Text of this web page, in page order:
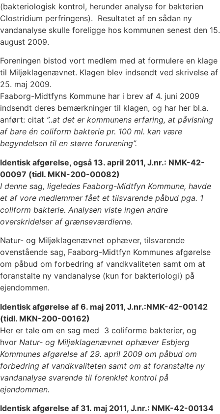
(bakteriologisk kontrol, herunder analyse for bakterien
Clostridium perfringens). Resultatet af en sådan ny
vandanalyse skulle foreligge hos kommunen senest den 15.
august 2009.
Foreningen bistod vort medlem med at formulere en klage
til Miljøklagenævnet. Klagen blev indsendt ved skrivelse af
25. maj 2009.
Faaborg-Midtfyns Kommune har i brev af 4. juni 2009
indsendt deres bemærkninger til klagen, og har her bl.a.
anført: citat ”..at det er kommunens erfaring, at påvisning
af bare én coliform bakterie pr. 100 ml. kan være
begyndelsen til en større forurening”.
Identisk afgørelse, også 13. april 2011, J.nr.: NMK-42-
00097 (tidl. MKN-200-00082)
I denne sag, ligeledes Faaborg-Midtfyn Kommune, havde
et af vore medlemmer fået et tilsvarende påbud pga. 1
coliform bakterie. Analysen viste ingen andre
overskridelser af grænseværdierne.
Natur- og Miljøklagenævnet ophæver, tilsvarende
ovenstående sag, Faaborg-Midtfyn Kommunes afgørelse
om påbud om forbedring af vandkvaliteten samt om at
foranstalte ny vandanalyse (kun for bakteriologi) på
ejendommen.
Identisk afgørelse af 6. maj 2011, J.nr.:NMK-42-00142
(tidl. MKN-200-00162)
Her er tale om en sag med 3 coliforme bakterier, og
hvor Natur- og Miljøklagenævnet ophæver Esbjerg
Kommunes afgørelse af 29. april 2009 om påbud om
forbedring af vandkvaliteten samt om at foranstalte ny
vandanalyse svarende til forenklet kontrol på
ejendommen.
Identisk afgørelse af 31. maj 2011, J.nr.: NMK-42-00134